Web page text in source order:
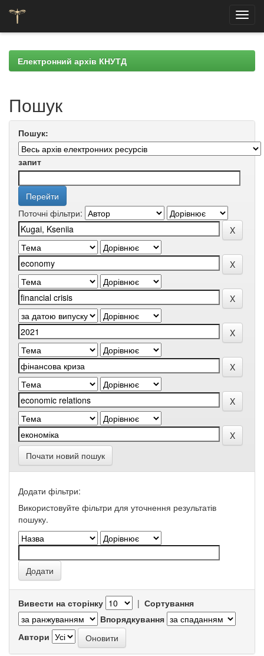
navigationЕлектронний архів КНУТД
Пошук
Пошук:
запит
Поточні фільтри:
Почати новий пошук
Додати фільтри:
Використовуйте фільтри для уточнення результатів
пошуку.
Вивести на сторінку | Сортування
Впорядкування
Автори